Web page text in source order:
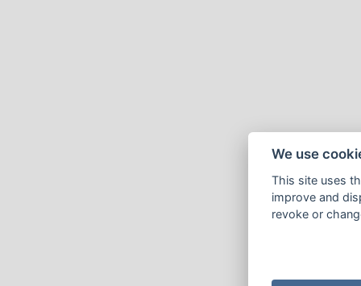
We use
This site uses
improve and
revoke or